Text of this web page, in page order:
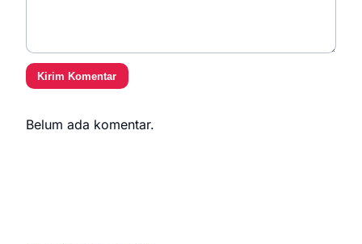
Kirim Komentar
Belum ada komentar.